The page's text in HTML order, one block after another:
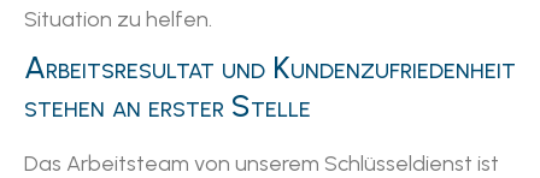
Situation zu helfen.
Arbeitsresultat und Kundenzufriedenheit
stehen an erster Stelle
Das Arbeitsteam von unserem Schlüsseldienst ist